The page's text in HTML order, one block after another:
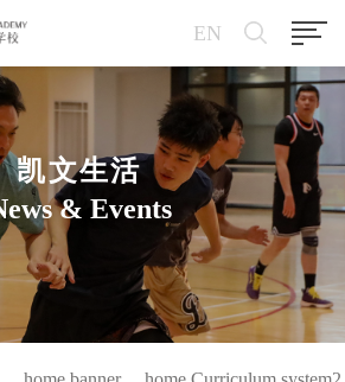
EN
凯文生活
& Events